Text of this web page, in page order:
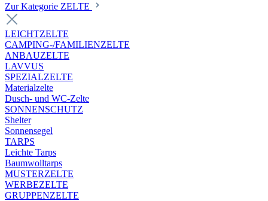
Zur Kategorie ZELTE
LEICHTZELTE
CAMPING-/FAMILIENZELTE
ANBAUZELTE
LAVVUS
SPEZIALZELTE
Materialzelte
Dusch- und WC-Zelte
SONNENSCHUTZ
Shelter
Sonnensegel
TARPS
Leichte Tarps
Baumwolltarps
MUSTERZELTE
WERBEZELTE
GRUPPENZELTE